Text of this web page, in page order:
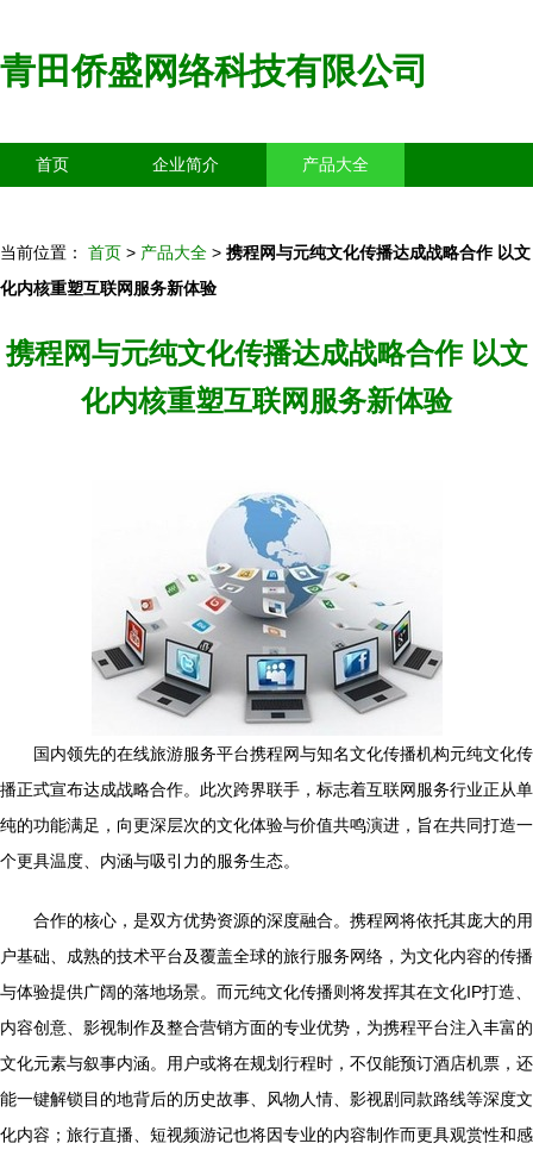
青田侨盛网络科技有限公司
首页 企业简介 产品大全
当前位置： 首页 > 产品大全 > 携程网与元纯文化传播达成战略合作 以文
化内核重塑互联网服务新体验
携程网与元纯文化传播达成战略合作 以文
化内核重塑互联网服务新体验
国内领先的在线旅游服务平台携程网与知名文化传播机构元纯文化传
播正式宣布达成战略合作。此次跨界联手，标志着互联网服务行业正从单
纯的功能满足，向更深层次的文化体验与价值共鸣演进，旨在共同打造一
个更具温度、内涵与吸引力的服务生态。
合作的核心，是双方优势资源的深度融合。携程网将依托其庞大的用
户基础、成熟的技术平台及覆盖全球的旅行服务网络，为文化内容的传播
与体验提供广阔的落地场景。而元纯文化传播则将发挥其在文化IP打造、
内容创意、影视制作及整合营销方面的专业优势，为携程平台注入丰富的
文化元素与叙事内涵。用户或将在规划行程时，不仅能预订酒店机票，还
能一键解锁目的地背后的历史故事、风物人情、影视剧同款路线等深度文
化内容；旅行直播、短视频游记也将因专业的内容制作而更具观赏性和感